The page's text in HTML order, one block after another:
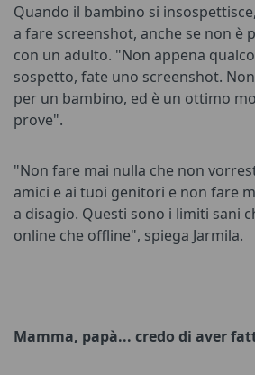
Quando il bambino si
a fare screenshot, anche se non è
con un adulto. "Non appena
sospetto, fate uno screenshot.
per un bambino, ed è un ottimo
prove".
"Non fare mai nulla che non
amici e ai tuoi genitori e non fare
a disagio. Questi sono i limiti sani
online che offline", spiega Jarmila.
Mamma, papà... credo di aver